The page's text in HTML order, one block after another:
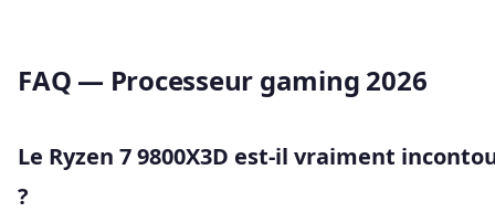
FAQ — Processeur gaming 2026
Le Ryzen 7 9800X3D est-il vraiment
?